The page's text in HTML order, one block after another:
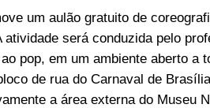
um aulão gratuito de
será conduzida pelo
pop, em um ambiente aberto a
de rua do Carnaval de
a área externa do Museu